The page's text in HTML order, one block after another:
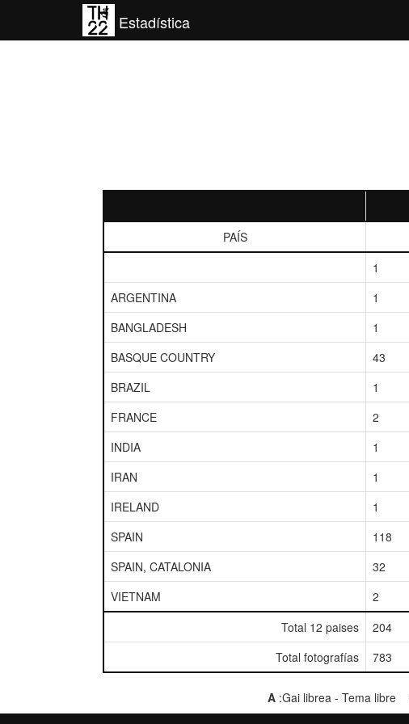
Estadística
PAÍS
1
ARGENTINA
1
BANGLADESH
1
BASQUE COUNTRY
43
BRAZIL
1
FRANCE
2
INDIA
1
IRAN
1
IRELAND
1
SPAIN
118
SPAIN, CATALONIA
32
VIETNAM
2
Total 12 paises
204
Total fotografías
783
A :Gai librea - Tema libre